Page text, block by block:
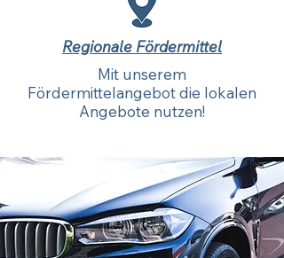
Regionale Fördermittel
Mit unserem
Fördermittelangebot die lokalen
Angebote nutzen!